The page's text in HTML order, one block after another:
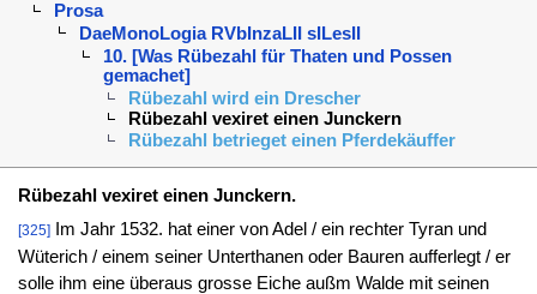
Prosa
DaeMonoLogia RVbInzaLII sILesII
10. [Was Rübezahl für Thaten und Possen
gemachet]
Rübezahl wird ein Drescher
Rübezahl vexiret einen Junckern
Rübezahl betrieget einen Pferdekäuffer
Rübezahl vexiret einen Junckern.
[325]Im Jahr 1532. hat einer von Adel / ein rechter Tyran und
Wüterich / einem seiner Unterthanen oder Bauren aufferlegt / er
solle ihm eine überaus grosse Eiche außm Walde mit seinen